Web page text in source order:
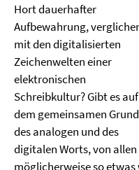
Hort dauerhafter
Aufbewahrung,
mit den digitalisierten
Zeichenwelten einer
elektronischen
Schreibkultur? Gibt es auf
dem gemeinsamen Grund
des analogen und des
digitalen Worts, von
möglicherweise so